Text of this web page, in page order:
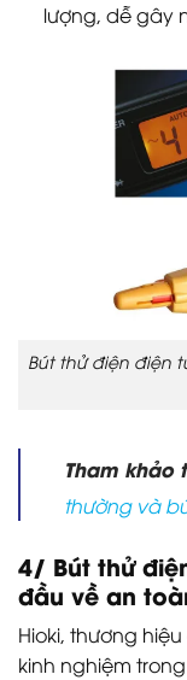
lượng, dễ gây
Bút thử điện điện
Tham khảo
thường và
4/ Bút thử
đầu về an
Hioki, thương
kinh nghiệm